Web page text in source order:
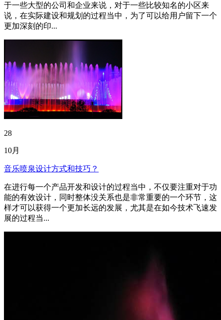
于一些大型的公司和企业来说，对于一些比较知名的小区来
说，在实际建设和规划的过程当中，为了可以给用户留下一个
更加深刻的印...
28
10月
音乐喷泉设计方式和技巧？
在进行每一个产品开发和设计的过程当中，不仅要注重对于功
能的有效设计，同时整体没关系也是非常重要的一个环节，这
样才可以获得一个更加长远的发展，尤其是在如今技术飞速发
展的过程当...